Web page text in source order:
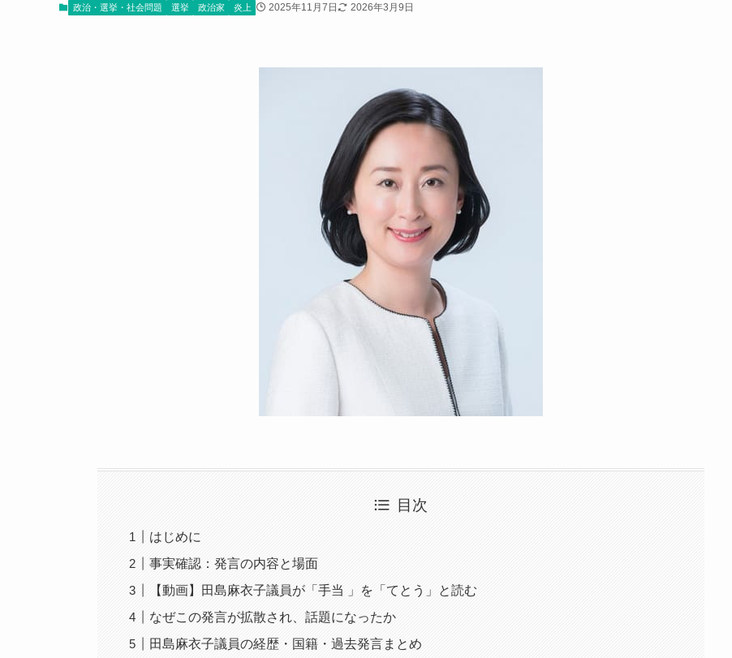
政治・選挙・社会問題 選挙 政治家 炎上 2025年11月7日 2026年3月9日
目次
はじめに
事実確認：発言の内容と場面
【動画】田島麻衣子議員が「手当 」を「てとう」と読む
なぜこの発言が拡散され、話題になったか
田島麻衣子議員の経歴・国籍・過去発言まとめ